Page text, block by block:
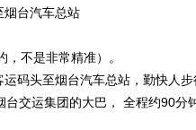
台汽车总站
不是非常精准）。
码头至烟台汽车总站，勤快人步
交运集团的大巴， 全程约90分